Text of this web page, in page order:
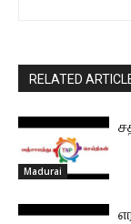
RELATED
Madurai